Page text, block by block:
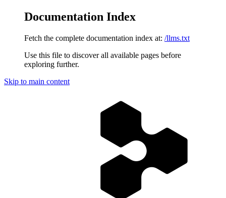
Documentation Index
Fetch the complete documentation index at: /llms.txt
Use this file to discover all available pages before
exploring further.
Skip to main content